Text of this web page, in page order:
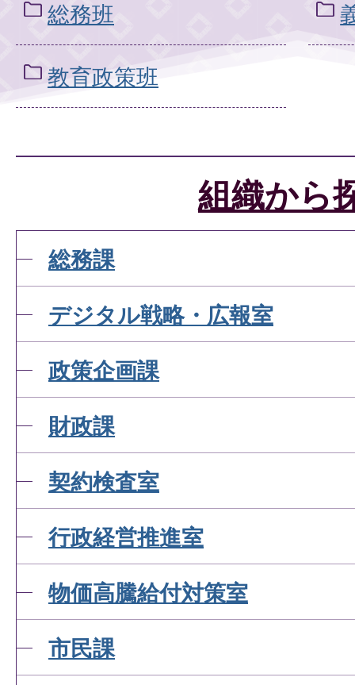
総務班
教育政策班
組織から
総務課
デジタル戦略・広報室
政策企画課
財政課
契約検査室
行政経営推進室
物価高騰給付対策室
市民課